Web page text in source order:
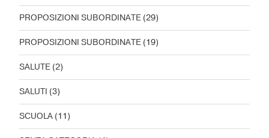
PROPOSIZIONI SUBORDINATE (29)
PROPOSIZIONI SUBORDINATE (19)
SALUTE (2)
SALUTI (3)
SCUOLA (11)